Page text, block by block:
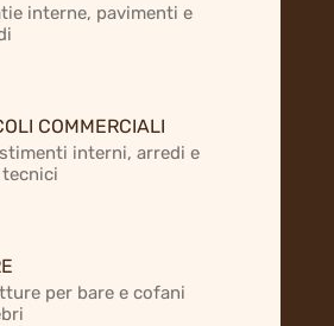
interne, pavimenti e
COMMERCIALI
interni, arredi e
per bare e cofani
con i nostri
pioppo?